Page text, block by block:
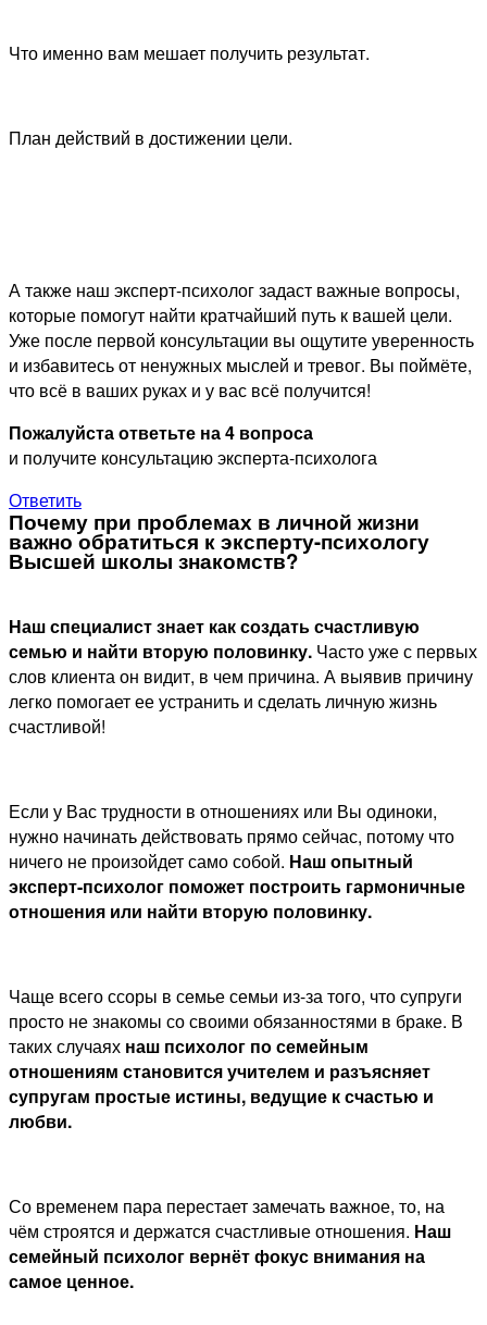
Что именно вам мешает получить результат.
План действий в достижении цели.
А также наш эксперт-психолог задаст важные вопросы,
которые помогут найти кратчайший путь к вашей цели.
Уже после первой консультации вы ощутите уверенность
и избавитесь от ненужных мыслей и тревог. Вы поймёте,
что всё в ваших руках и у вас всё получится!
Пожалуйста ответьте на 4 вопроса
и получите консультацию эксперта-психолога
Ответить
Почему при проблемах в личной жизни
важно обратиться к эксперту-психологу
Высшей школы знакомств?
Наш специалист знает как создать счастливую
семью и найти вторую половинку. Часто уже с первых
слов клиента он видит, в чем причина. А выявив причину
легко помогает ее устранить и сделать личную жизнь
счастливой!
Если у Вас трудности в отношениях или Вы одиноки,
нужно начинать действовать прямо сейчас, потому что
ничего не произойдет само собой. Нашопытный
эксперт-психолог поможет построить гармоничные
отношения или найти вторую половинку.
Чаще всего ссоры в семье семьи из-за того, что супруги
просто не знакомы со своими обязанностями в браке. В
таких случаях наш психолог по семейным
отношениям становится учителем и разъясняет
супругам простые истины, ведущие к счастью и
любви.
Со временем пара перестает замечать важное, то, на
чём строятся и держатся счастливые отношения. Наш
семейный психолог вернёт фокус внимания на
самое ценное.